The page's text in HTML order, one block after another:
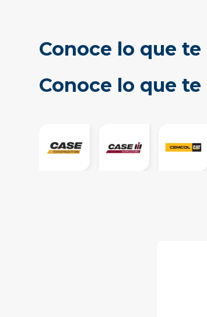
Conoce lo que
Conoce lo que